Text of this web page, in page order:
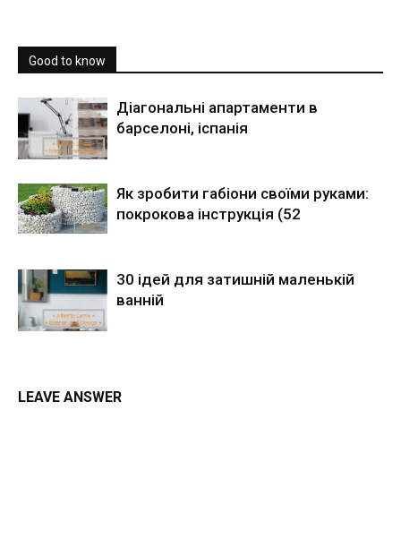
Good to know
Діагональні апартаменти в
барселоні, іспанія
Як зробити габіони своїми руками:
покрокова інструкція (52
30 ідей для затишній маленькій
ванній
LEAVE ANSWER